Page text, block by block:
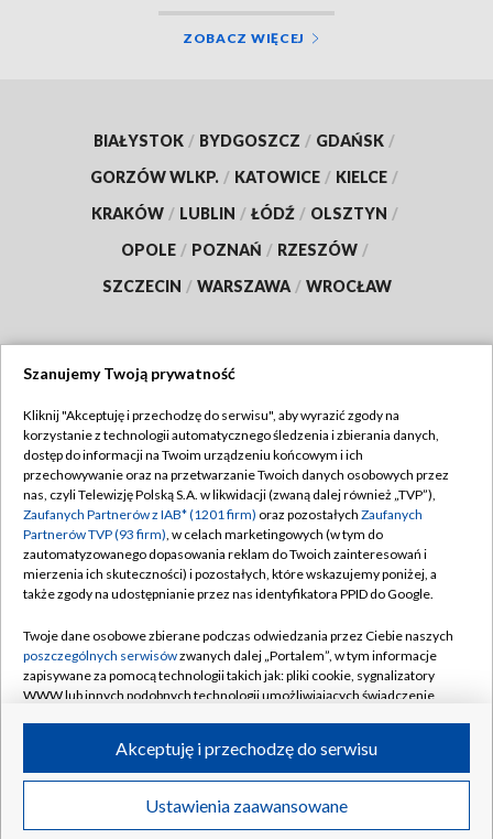
ZOBACZ WIĘCEJ
BIAŁYSTOK / BYDGOSZCZ / GDAŃSK /
GORZÓW WLKP. / KATOWICE / KIELCE /
KRAKÓW / LUBLIN / ŁÓDŹ / OLSZTYN /
OPOLE / POZNAŃ / RZESZÓW /
SZCZECIN / WARSZAWA / WROCŁAW
TVP
Abonament TVP
Emisja w TVP
Centrum informacji TVP
Naziemna Telewizja Cyfrowa
Rada Programowa
System NOS
Informacje o nadawcy
Program dla prasy
Ogłoszenie przetargowe
Regulamin TVP
Polityka prywatności
Moje zgody
Pomoc
Kontakt
Kanały
©2026 Telewizja Polska S.A. w likwidacji
Szanujemy Twoją prywatność
Kliknij "Akceptuję i przechodzę do serwisu", aby wyrazić zgody na
korzystanie z technologii automatycznego śledzenia i zbierania danych,
dostęp do informacji na Twoim urządzeniu końcowym i ich
przechowywanie oraz na przetwarzanie Twoich danych osobowych przez
nas, czyli Telewizję Polską S.A. w likwidacji (zwaną dalej również „TVP”),
Zaufanych Partnerów z IAB* (1201 firm) oraz pozostałych Zaufanych
Partnerów TVP (93 firm), w celach marketingowych (w tym do
zautomatyzowanego dopasowania reklam do Twoich zainteresowań i
mierzenia ich skuteczności) i pozostałych, które wskazujemy poniżej, a
także zgody na udostępnianie przez nas identyfikatora PPID do Google.
Twoje dane osobowe zbierane podczas odwiedzania przez Ciebie naszych
poszczególnych serwisówzwanych dalej „Portalem”, w tym informacje
zapisywane za pomocą technologii takich jak: pliki cookie, sygnalizatory
WWW lub innych podobnych technologii umożliwiających świadczenie
ruchu w Internecie.
Twoje dane osobowe zbierane podczas odwiedzania przez Ciebie
poszczególnych serwisówna Portalu, takie jak adresy IP, identyfikatory
Ustawienia zaawansowane
Akceptuję i przechodzę do serwisu